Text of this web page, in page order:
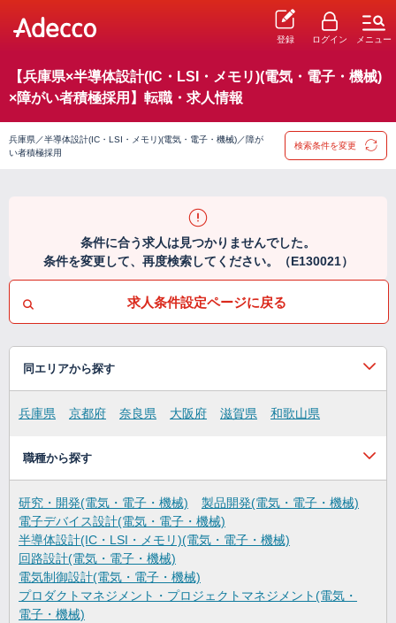
登録 ログイン メニュー
【兵庫県×半導体設計(IC・LSI・メモリ)(電気・電子・機械)
×障がい者積極採用】転職・求人情報
兵庫県／半導体設計(IC・LSI・メモリ)(電気・電子・機械)／障が
い者積極採用
検索条件を変更
条件に合う求人は見つかりませんでした。
条件を変更して、再度検索してください。（E130021）
求人条件設定ページに戻る
同エリアから探す
兵庫県 京都府 奈良県 大阪府 滋賀県 和歌山県
職種から探す
研究・開発(電気・電子・機械)
製品開発(電気・電子・機械)
電子デバイス設計(電気・電子・機械)
半導体設計(IC・LSI・メモリ)(電気・電子・機械)
回路設計(電気・電子・機械)
電気制御設計(電気・電子・機械)
プロダクトマネジメント・プロジェクトマネジメント(電気・
電子・機械)